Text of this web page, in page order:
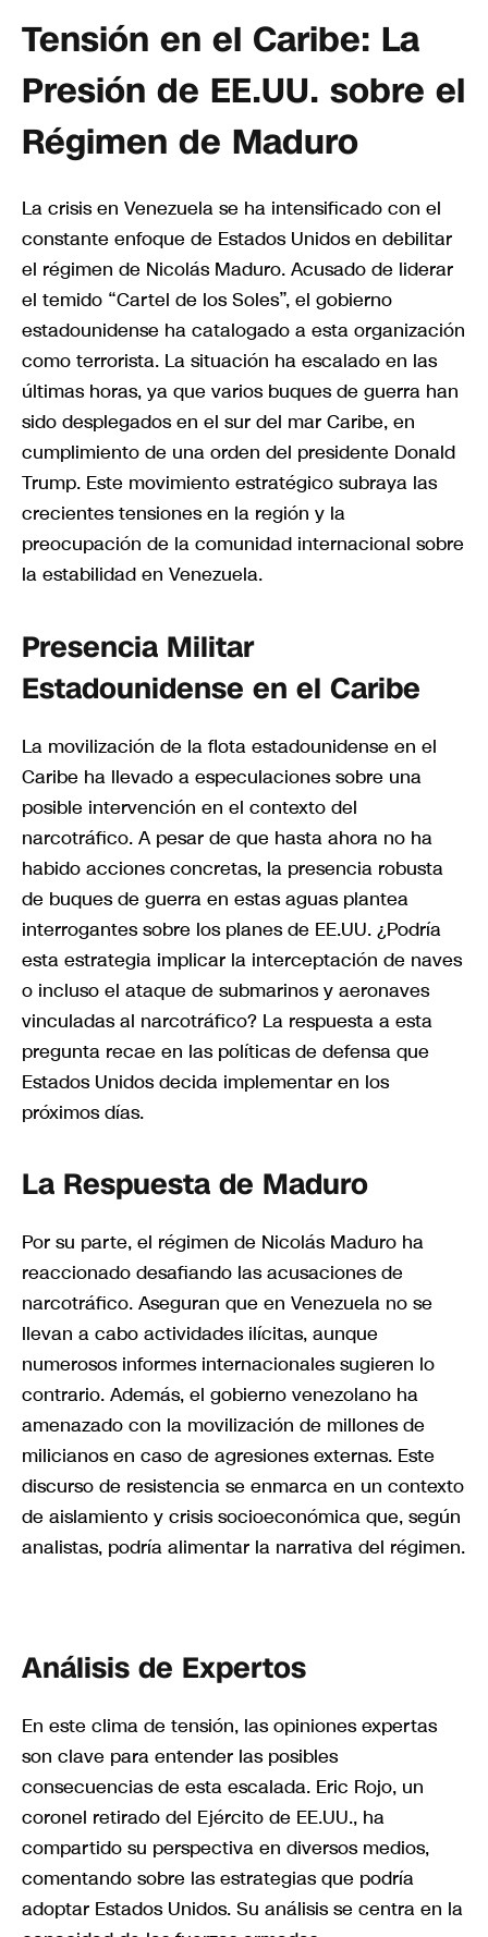
Tensión en el Caribe: La
Presión de EE.UU. sobre el
Régimen de Maduro
La crisis en Venezuela se ha intensificado con el
constante enfoque de Estados Unidos en debilitar
el régimen de Nicolás Maduro. Acusado de liderar
el temido “Cartel de los Soles”, el gobierno
estadounidense ha catalogado a esta organización
como terrorista. La situación ha escalado en las
últimas horas, ya que varios buques de guerra han
sido desplegados en el sur del mar Caribe, en
cumplimiento de una orden del presidente Donald
Trump. Este movimiento estratégico subraya las
crecientes tensiones en la región y la
preocupación de la comunidad internacional sobre
la estabilidad en Venezuela.
Presencia Militar
Estadounidense en el Caribe
La movilización de la flota estadounidense en el
Caribe ha llevado a especulaciones sobre una
posible intervención en el contexto del
narcotráfico. A pesar de que hasta ahora no ha
habido acciones concretas, la presencia robusta
de buques de guerra en estas aguas plantea
interrogantes sobre los planes de EE.UU. ¿Podría
esta estrategia implicar la interceptación de naves
o incluso el ataque de submarinos y aeronaves
vinculadas al narcotráfico? La respuesta a esta
pregunta recae en las políticas de defensa que
Estados Unidos decida implementar en los
próximos días.
La Respuesta de Maduro
Por su parte, el régimen de Nicolás Maduro ha
reaccionado desafiando las acusaciones de
narcotráfico. Aseguran que en Venezuela no se
llevan a cabo actividades ilícitas, aunque
numerosos informes internacionales sugieren lo
contrario. Además, el gobierno venezolano ha
amenazado con la movilización de millones de
milicianos en caso de agresiones externas. Este
discurso de resistencia se enmarca en un contexto
de aislamiento y crisis socioeconómica que, según
analistas, podría alimentar la narrativa del régimen.
Análisis de Expertos
En este clima de tensión, las opiniones expertas
son clave para entender las posibles
consecuencias de esta escalada. Eric Rojo, un
coronel retirado del Ejército de EE.UU., ha
compartido su perspectiva en diversos medios,
comentando sobre las estrategias que podría
adoptar Estados Unidos. Su análisis se centra en la